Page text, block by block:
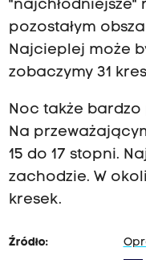
"najchłodniejsze"
pozostałym
Najcieplej może
zobaczymy 31
Noc także
Na
15 do 17 stopni.
zachodzie. W
kresek.
Źródło: